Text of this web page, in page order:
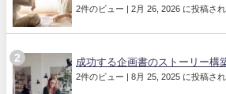
2件のビュー | 2月 26, 2026 に投稿さ
成功する企画書のストーリー構
2件のビュー | 8月 25, 2025 に投稿さ